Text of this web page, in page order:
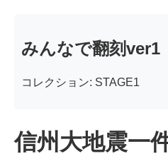
みんなで翻刻ver1
コレクション: STAGE1
信州大地震一